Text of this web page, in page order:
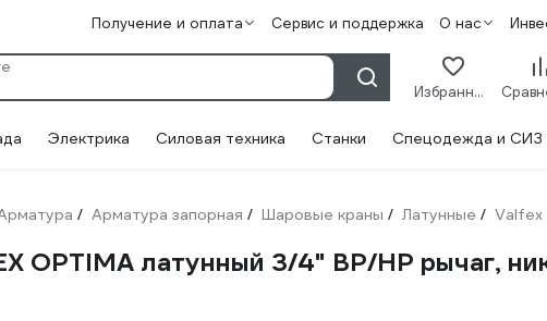
Получение и оплата Сервис и поддержка О нас
Избранное
Электрика Силовая техника Станки Спецодежда и СИЗ
/ Арматура запорная / Шаровые краны / Латунные / Valfex
OPTIMA латунный 3/4" ВР/НР рычаг,